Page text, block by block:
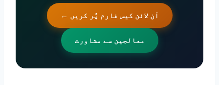
آن لائن کیس فارم پُر کریں ←
معالجین سے مشاورت